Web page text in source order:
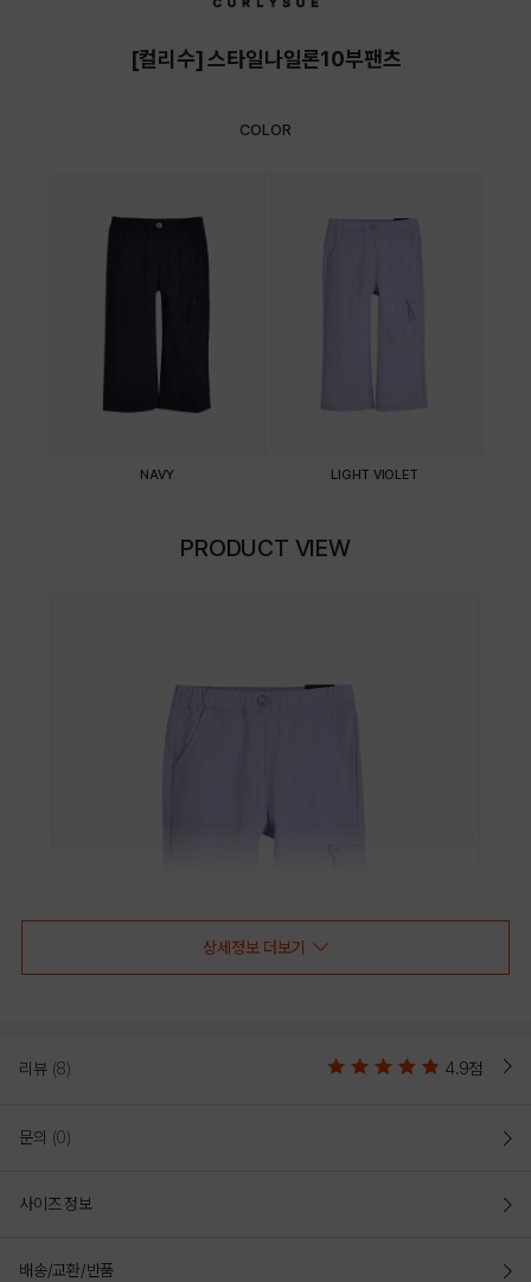
[컬리수] 스타일나일론10부팬츠
COLOR
NAVY LIGHT VIOLET
PRODUCT VIEW
상세정보 더보기
리뷰 (8) 4.9점
문의 (0)
사이즈 정보
배송/교환/반품